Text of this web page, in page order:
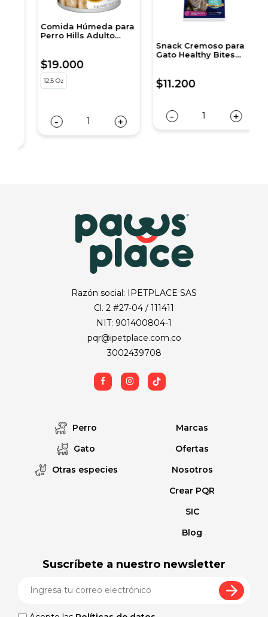
Comida Húmeda para
Perro Hills Adulto
$19.000
12.5 Oz
Snack Cremoso para
Gato Healthy Bites
$11.200
Razón social: IPETPLACE SAS
Cl. 2 #27-04 / 111411
NIT: 901400804-1
pqr@ipetplace.com.co
3002439708
Perro
Gato
Otras especies
Marcas
Ofertas
Nosotros
Crear PQR
SIC
Blog
Suscríbete a nuestro newsletter